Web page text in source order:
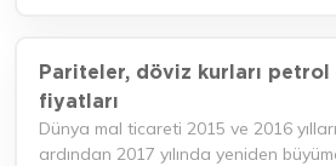
Pariteler, döviz kurları
fiyatları
Dünya mal ticareti 2015 ve 2016
ardından 2017 yılında yeniden